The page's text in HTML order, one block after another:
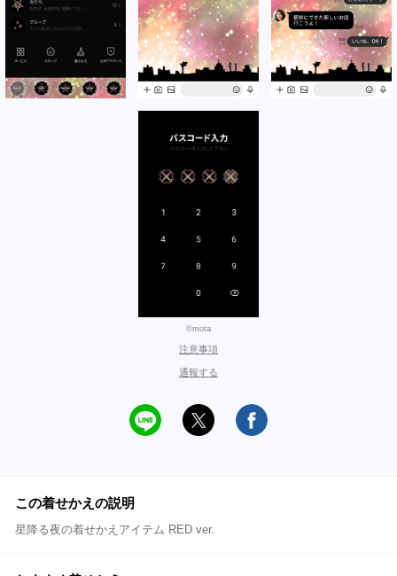
©mota
注意事項
通報する
この着せかえの説明
星降る夜の着せかえアイテム RED ver.